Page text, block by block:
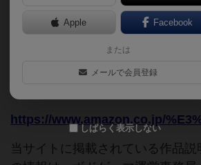
ご協力ください
このページは情報が不足してい
追加申請時に以下の参考URLが
で、よろしければこちらもご覧く
当サイトに掲載されている作品説
Apple Facebook
または
メールで会員登録
しばらく表示しない